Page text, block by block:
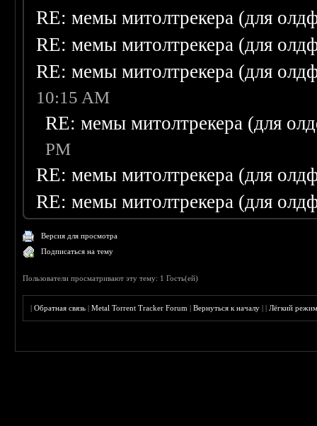
RE: мемы митолтрекера (для
RE: мемы митолтрекера (для
RE: мемы митолтрекера (для
10:15 AM
RE: мемы митолтрекера (для
PM
RE: мемы митолтрекера (для
RE: мемы митолтрекера (для
Версия для просмотра
Подписаться на тему
Пользователи просматривают эту тему: 1 Гость(ей)
|Обратная связь |Metal Torrent Tracker Forum |Вернуться к началу ||Лёгкий